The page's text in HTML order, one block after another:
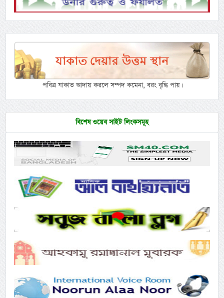
পবিত্র যাকাত আদায় করলে সম্পদ কমেনা, বরং বৃদ্ধি পায়।
বিশেষ ওয়েব সাইট লিংকসমূহ